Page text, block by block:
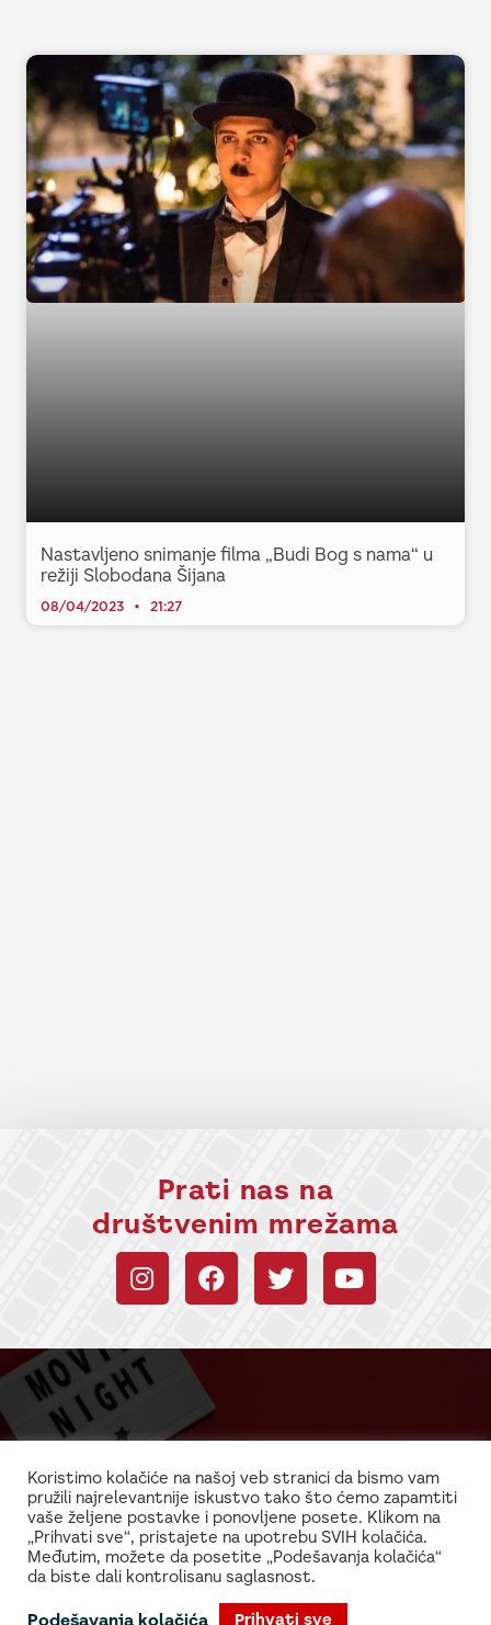
Nastavljeno snimanje filma „Budi Bog s nama“ u
režiji Slobodana Šijana
08/04/2023 21:27
Prati nas na
društvenim mrežama
informacijama!
Najnovije vesti iz sveta filma i glume
Koristimo kolačiće na našoj veb stranici da bismo vam
pružili najrelevantnije iskustvo tako što ćemo zapamtiti
vaše željene postavke i ponovljene posete. Klikom na
„Prihvati sve“, pristajete na upotrebu SVIH kolačića.
Međutim, možete da posetite „Podešavanja kolačića“
da biste dali kontrolisanu saglasnost.
Podešavanja kolačića Prihvati sve